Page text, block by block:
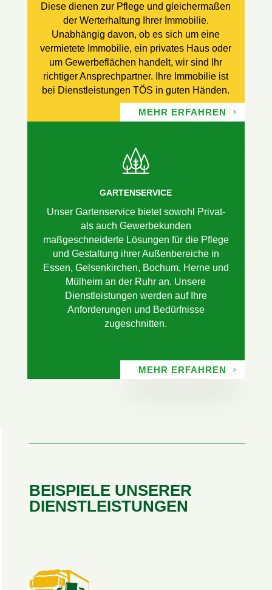
Diese dienen zur Pflege und gleichermaßen
der Werterhaltung Ihrer Immobilie.
Unabhängig davon, ob es sich um eine
vermietete Immobilie, ein privates Haus oder
um Gewerbeflächen handelt, wir sind Ihr
richtiger Ansprechpartner. Ihre Immobilie ist
bei Dienstleistungen TÖS in guten Händen.
MEHR ERFAHREN
GARTENSERVICE
Unser Gartenservice bietet sowohl Privat-
als auch Gewerbekunden
maßgeschneiderte Lösungen für die Pflege
und Gestaltung ihrer Außenbereiche in
Essen, Gelsenkirchen, Bochum, Herne und
Mülheim an der Ruhr an. Unsere
Dienstleistungen werden auf Ihre
Anforderungen und Bedürfnisse
zugeschnitten.
MEHR ERFAHREN
BEISPIELE UNSERER
DIENSTLEISTUNGEN